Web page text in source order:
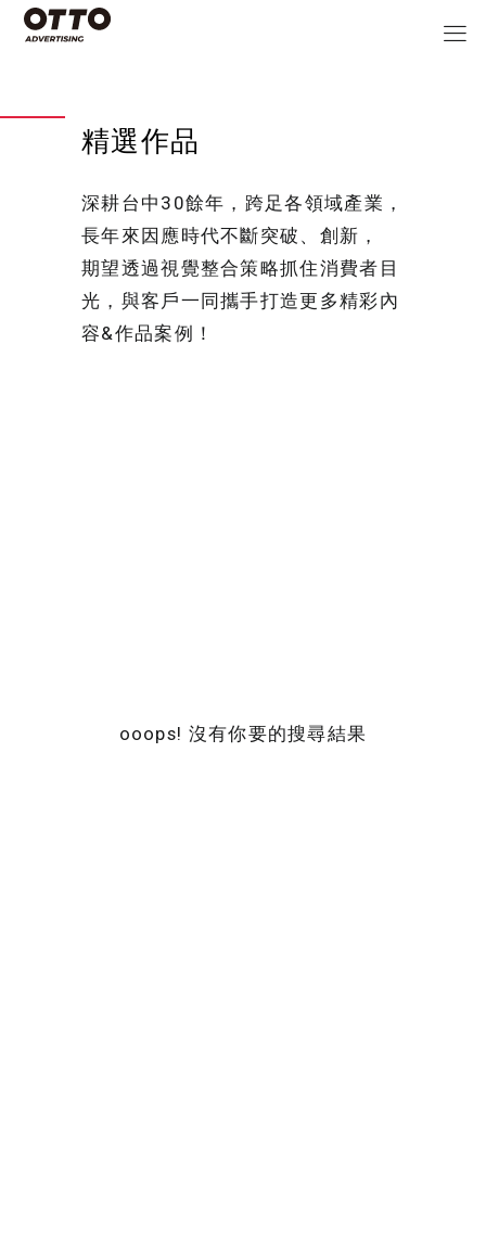
精選作品
深耕台中30餘年，跨足各領域產業，
長年來因應時代不斷突破、創新，
期望透過視覺整合策略抓住消費者目
光，與客戶一同攜手打造更多精彩內
容&作品案例！
ooops! 沒有你要的搜尋結果